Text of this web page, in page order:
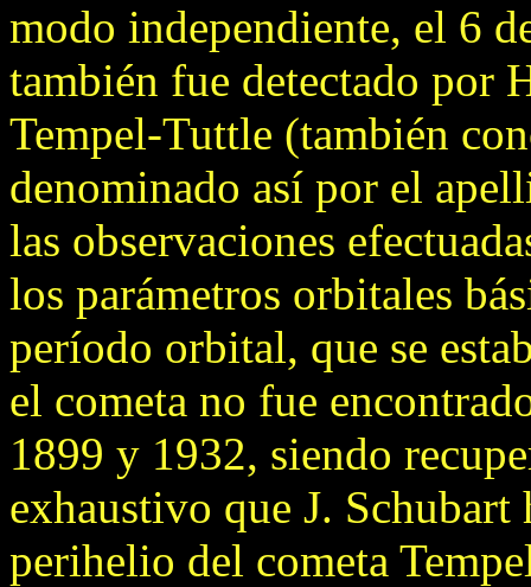
modo independiente, el 6
también fue detectado por
Tempel-Tuttle (también
denominado así por el
las observaciones
los parámetros orbitales
período orbital, que se
el cometa no fue
1899 y 1932, siendo
exhaustivo que J.
perihelio del cometa